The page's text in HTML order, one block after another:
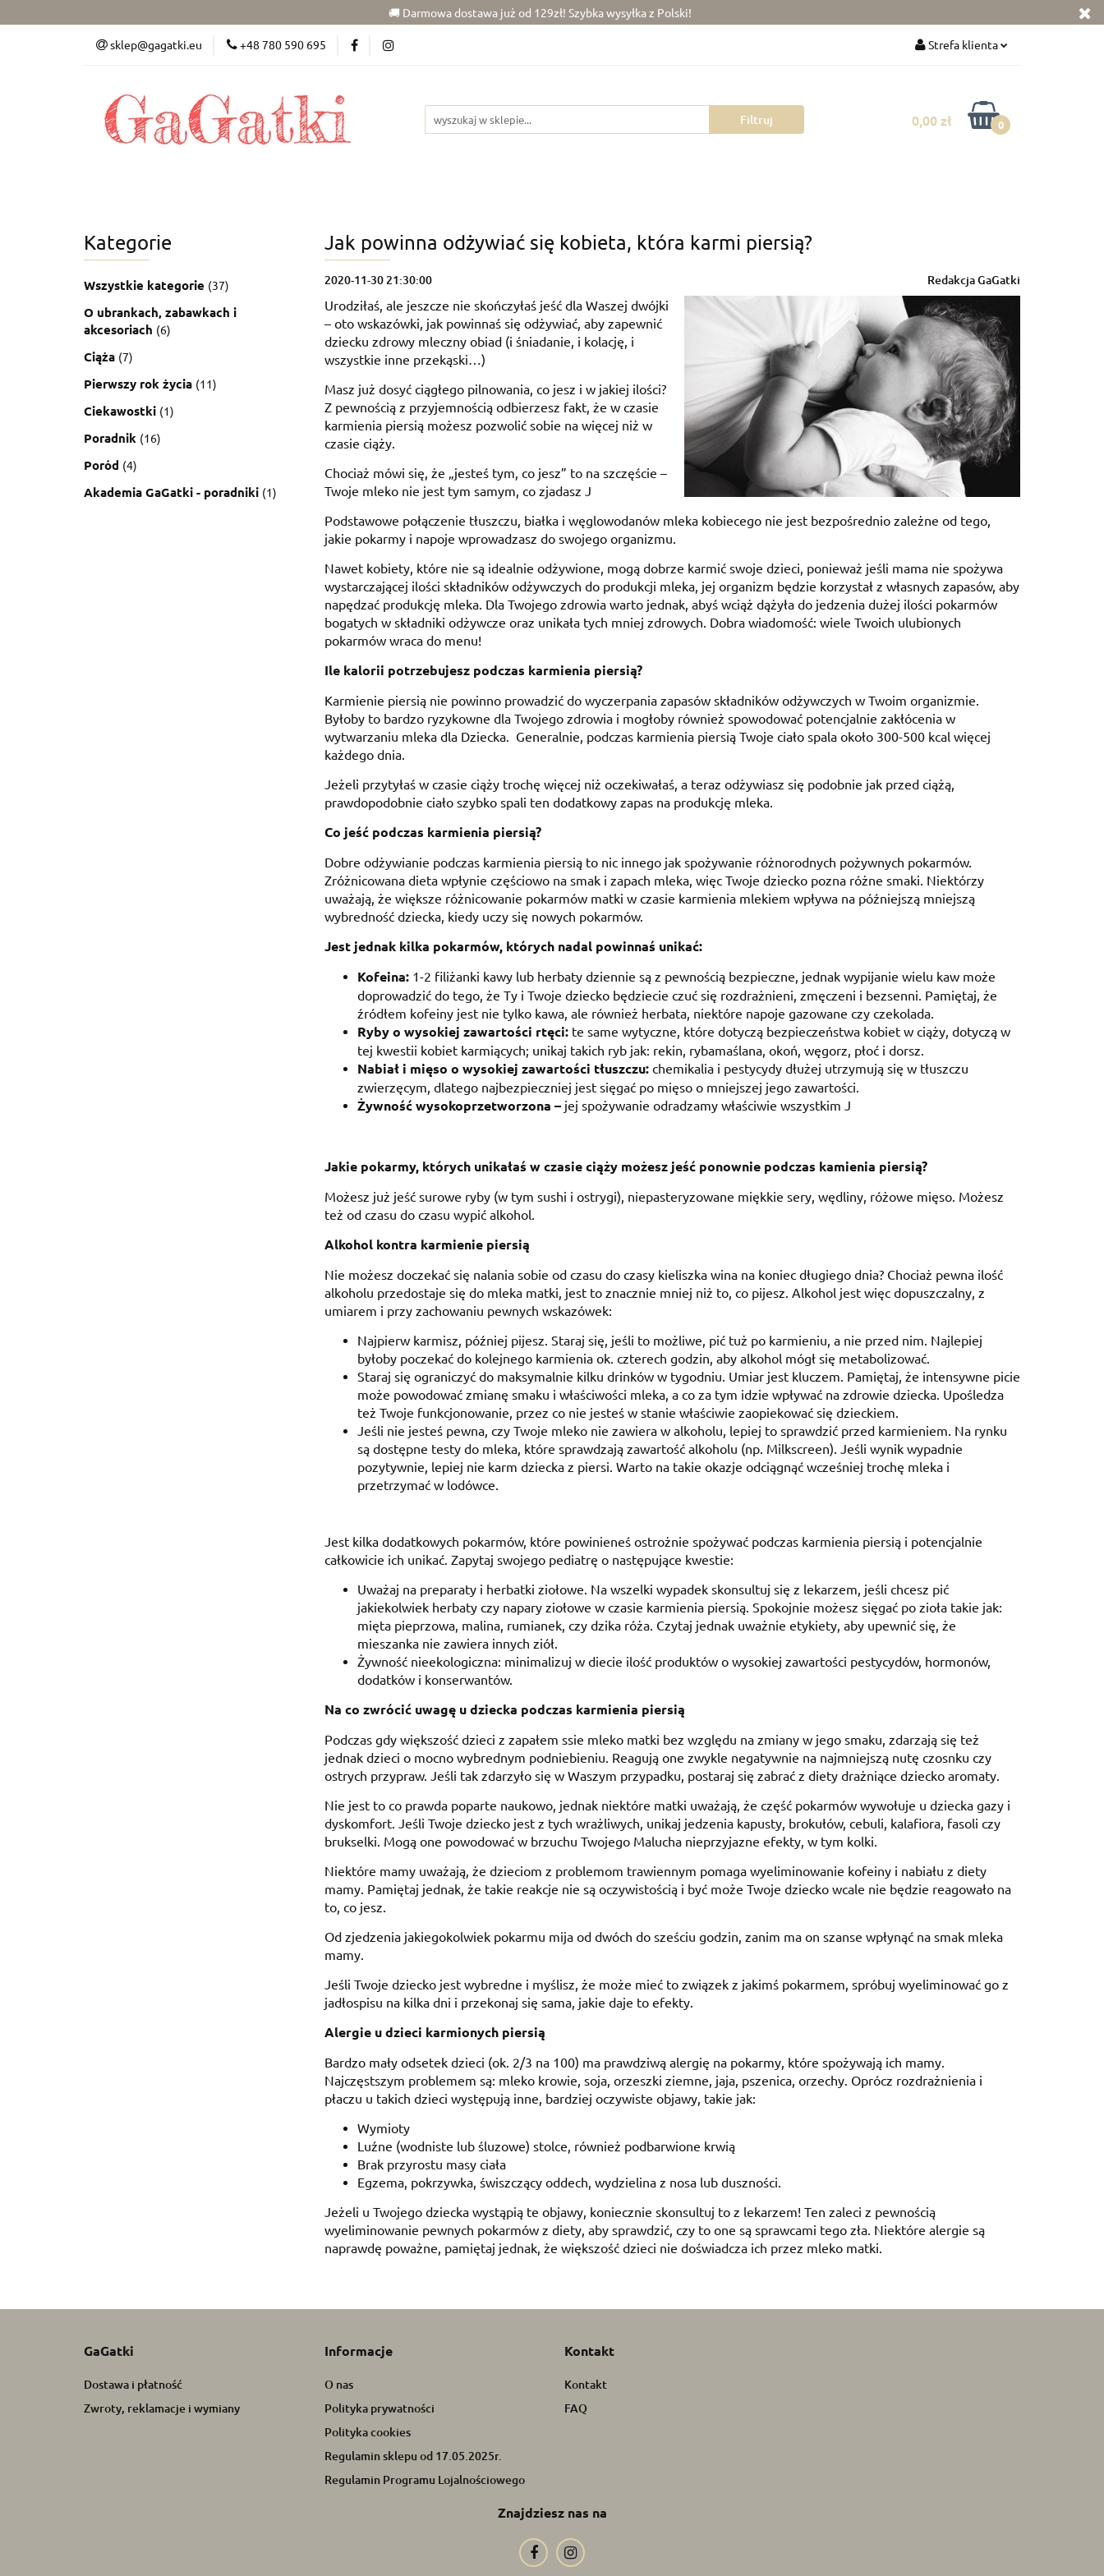
🚚 Darmowa dostawa już od 129zł! Szybka wysyłka z Polski!
sklep@gagatki.eu +48 780 590 695 Strefa klienta
Zarejestruj się
Dodaj zgłoszenie
0,00 zł 0
Dziewczynka (50-86) Chłopiec (50-86) Junior (92-140) Wyprawka Zabawki
Kategorie
Wszystkie kategorie (37)
O ubrankach, zabawkach i
akcesoriach (6)
Ciąża (7)
Pierwszy rok życia (11)
Ciekawostki (1)
Poradnik (16)
Poród (4)
Akademia GaGatki - poradniki (1)
Jak powinna odżywiać się kobieta, która karmi piersią?
2020-11-30 21:30:00 Redakcja GaGatki
Urodziłaś, ale jeszcze nie skończyłaś jeść dla Waszej dwójki
– oto wskazówki, jak powinnaś się odżywiać, aby zapewnić
dziecku zdrowy mleczny obiad (i śniadanie, i kolację, i
wszystkie inne przekąski…)
Masz już dosyć ciągłego pilnowania, co jesz i w jakiej ilości?
Z pewnością z przyjemnością odbierzesz fakt, że w czasie
karmienia piersią możesz pozwolić sobie na więcej niż w
czasie ciąży.
Chociaż mówi się, że „jesteś tym, co jesz” to na szczęście –
Twoje mleko nie jest tym samym, co zjadasz J
Podstawowe połączenie tłuszczu, białka i węglowodanów mleka kobiecego nie jest bezpośrednio zależne od tego,
jakie pokarmy i napoje wprowadzasz do swojego organizmu.
Nawet kobiety, które nie są idealnie odżywione, mogą dobrze karmić swoje dzieci, ponieważ jeśli mama nie spożywa
wystarczającej ilości składników odżywczych do produkcji mleka, jej organizm będzie korzystał z własnych zapasów, aby
napędzać produkcję mleka. Dla Twojego zdrowia warto jednak, abyś wciąż dążyła do jedzenia dużej ilości pokarmów
bogatych w składniki odżywcze oraz unikała tych mniej zdrowych. Dobra wiadomość: wiele Twoich ulubionych
pokarmów wraca do menu!
Ile kalorii potrzebujesz podczas karmienia piersią?
Karmienie piersią nie powinno prowadzić do wyczerpania zapasów składników odżywczych w Twoim organizmie.
Byłoby to bardzo ryzykowne dla Twojego zdrowia i mogłoby również spowodować potencjalnie zakłócenia w
wytwarzaniu mleka dla Dziecka. Generalnie, podczas karmienia piersią Twoje ciało spala około 300-500 kcal więcej
każdego dnia.
Jeżeli przytyłaś w czasie ciąży trochę więcej niż oczekiwałaś, a teraz odżywiasz się podobnie jak przed ciążą,
prawdopodobnie ciało szybko spali ten dodatkowy zapas na produkcję mleka.
Co jeść podczas karmienia piersią?
Dobre odżywianie podczas karmienia piersią to nic innego jak spożywanie różnorodnych pożywnych pokarmów.
Zróżnicowana dieta wpłynie częściowo na smak i zapach mleka, więc Twoje dziecko pozna różne smaki. Niektórzy
uważają, że większe różnicowanie pokarmów matki w czasie karmienia mlekiem wpływa na późniejszą mniejszą
wybredność dziecka, kiedy uczy się nowych pokarmów.
Jest jednak kilka pokarmów, których nadal powinnaś unikać:
Kofeina: 1-2 filiżanki kawy lub herbaty dziennie są z pewnością bezpieczne, jednak wypijanie wielu kaw może
doprowadzić do tego, że Ty i Twoje dziecko będziecie czuć się rozdrażnieni, zmęczeni i bezsenni. Pamiętaj, że
źródłem kofeiny jest nie tylko kawa, ale również herbata, niektóre napoje gazowane czy czekolada.
Ryby o wysokiej zawartości rtęci: te same wytyczne, które dotyczą bezpieczeństwa kobiet w ciąży, dotyczą w
tej kwestii kobiet karmiących; unikaj takich ryb jak: rekin, rybamaślana, okoń, węgorz, płoć i dorsz.
Nabiał i mięso o wysokiej zawartości tłuszczu: chemikalia i pestycydy dłużej utrzymują się w tłuszczu
zwierzęcym, dlatego najbezpieczniej jest sięgać po mięso o mniejszej jego zawartości.
Żywność wysokoprzetworzona –jej spożywanie odradzamy właściwie wszystkim J
Jakie pokarmy, których unikałaś w czasie ciąży możesz jeść ponownie podczas kamienia piersią?
Możesz już jeść surowe ryby (w tym sushi i ostrygi), niepasteryzowane miękkie sery, wędliny, różowe mięso. Możesz
też od czasu do czasu wypić alkohol.
Alkohol kontra karmienie piersią
Nie możesz doczekać się nalania sobie od czasu do czasy kieliszka wina na koniec długiego dnia? Chociaż pewna ilość
alkoholu przedostaje się do mleka matki, jest to znacznie mniej niż to, co pijesz. Alkohol jest więc dopuszczalny, z
umiarem i przy zachowaniu pewnych wskazówek:
Najpierw karmisz, później pijesz. Staraj się, jeśli to możliwe, pić tuż po karmieniu, a nie przed nim. Najlepiej
byłoby poczekać do kolejnego karmienia ok. czterech godzin, aby alkohol mógł się metabolizować.
Staraj się ograniczyć do maksymalnie kilku drinków w tygodniu. Umiar jest kluczem. Pamiętaj, że intensywne picie
może powodować zmianę smaku i właściwości mleka, a co za tym idzie wpływać na zdrowie dziecka. Upośledza
też Twoje funkcjonowanie, przez co nie jesteś w stanie właściwie zaopiekować się dzieckiem.
Jeśli nie jesteś pewna, czy Twoje mleko nie zawiera w alkoholu, lepiej to sprawdzić przed karmieniem. Na rynku
są dostępne testy do mleka, które sprawdzają zawartość alkoholu (np. Milkscreen). Jeśli wynik wypadnie
pozytywnie, lepiej nie karm dziecka z piersi. Warto na takie okazje odciągnąć wcześniej trochę mleka i
przetrzymać w lodówce.
Jest kilka dodatkowych pokarmów, które powinieneś ostrożnie spożywać podczas karmienia piersią i potencjalnie
całkowicie ich unikać. Zapytaj swojego pediatrę o następujące kwestie:
Uważaj na preparaty i herbatki ziołowe. Na wszelki wypadek skonsultuj się z lekarzem, jeśli chcesz pić
jakiekolwiek herbaty czy napary ziołowe w czasie karmienia piersią. Spokojnie możesz sięgać po zioła takie jak:
mięta pieprzowa, malina, rumianek, czy dzika róża. Czytaj jednak uważnie etykiety, aby upewnić się, że
mieszanka nie zawiera innych ziół.
Żywność nieekologiczna: minimalizuj w diecie ilość produktów o wysokiej zawartości pestycydów, hormonów,
dodatków i konserwantów.
Na co zwrócić uwagę u dziecka podczas karmienia piersią
Podczas gdy większość dzieci z zapałem ssie mleko matki bez względu na zmiany w jego smaku, zdarzają się też
jednak dzieci o mocno wybrednym podniebieniu. Reagują one zwykle negatywnie na najmniejszą nutę czosnku czy
ostrych przypraw. Jeśli tak zdarzyło się w Waszym przypadku, postaraj się zabrać z diety drażniące dziecko aromaty.
Nie jest to co prawda poparte naukowo, jednak niektóre matki uważają, że część pokarmów wywołuje u dziecka gazy i
dyskomfort. Jeśli Twoje dziecko jest z tych wrażliwych, unikaj jedzenia kapusty, brokułów, cebuli, kalafiora, fasoli czy
brukselki. Mogą one powodować w brzuchu Twojego Malucha nieprzyjazne efekty, w tym kolki.
Niektóre mamy uważają, że dzieciom z problemom trawiennym pomaga wyeliminowanie kofeiny i nabiału z diety
mamy. Pamiętaj jednak, że takie reakcje nie są oczywistością i być może Twoje dziecko wcale nie będzie reagowało na
to, co jesz.
Od zjedzenia jakiegokolwiek pokarmu mija od dwóch do sześciu godzin, zanim ma on szanse wpłynąć na smak mleka
mamy.
Jeśli Twoje dziecko jest wybredne i myślisz, że może mieć to związek z jakimś pokarmem, spróbuj wyeliminować go z
jadłospisu na kilka dni i przekonaj się sama, jakie daje to efekty.
Alergie u dzieci karmionych piersią
Bardzo mały odsetek dzieci (ok. 2/3 na 100) ma prawdziwą alergię na pokarmy, które spożywają ich mamy.
Najczęstszym problemem są: mleko krowie, soja, orzeszki ziemne, jaja, pszenica, orzechy. Oprócz rozdrażnienia i
płaczu u takich dzieci występują inne, bardziej oczywiste objawy, takie jak:
Wymioty
Luźne (wodniste lub śluzowe) stolce, również podbarwione krwią
Brak przyrostu masy ciała
Egzema, pokrzywka, świszczący oddech, wydzielina z nosa lub duszności.
Jeżeli u Twojego dziecka wystąpią te objawy, koniecznie skonsultuj to z lekarzem! Ten zaleci z pewnością
wyeliminowanie pewnych pokarmów z diety, aby sprawdzić, czy to one są sprawcami tego zła. Niektóre alergie są
naprawdę poważne, pamiętaj jednak, że większość dzieci nie doświadcza ich przez mleko matki.
GaGatki
Dostawa i płatność
Zwroty, reklamacje i wymiany
Informacje
O nas
Polityka prywatności
Polityka cookies
Regulamin sklepu od 17.05.2025r.
Regulamin Programu Lojalnościowego
Kontakt
Kontakt
FAQ
Znajdziesz nas na